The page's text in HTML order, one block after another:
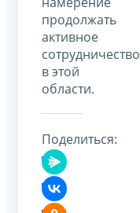
продолжать
активное
сотрудничество
в этой
области.
Поделиться: